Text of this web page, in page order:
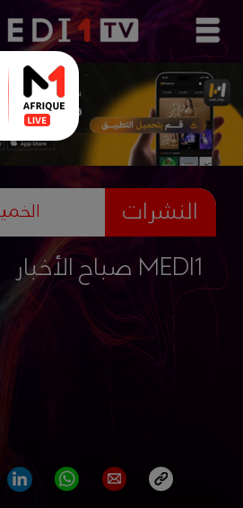
النشرات
صباح الأخبار MEDI1